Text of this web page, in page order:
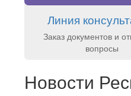
Линия
Заказ документов и
вопросы
Новости